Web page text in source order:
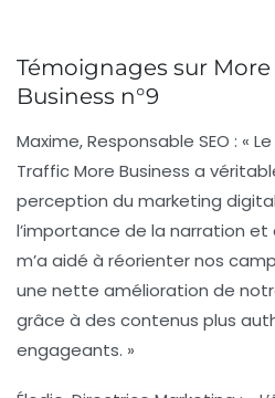
Témoignages sur
Business n°9
Maxime, Responsable SEO : «
Traffic More Business a
perception du marketing digital
l’importance de la narration
m’a aidé à réorienter nos
une nette amélioration de
grâce à des contenus plus
engageants. »